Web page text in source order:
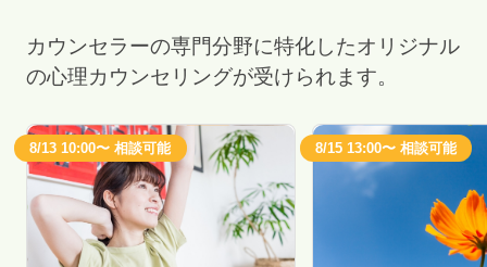
カウンセラーの専門分野に特化したオリジナル
の心理カウンセリングが受けられます。
8/13 10:00〜 相談可能 8/15 13:00〜 相談可能